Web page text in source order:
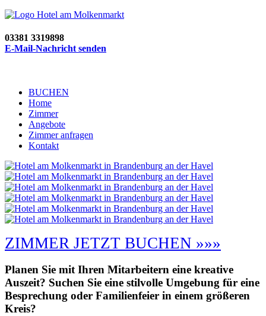
03381 3319898
E-Mail-Nachricht senden
BUCHEN
Home
Zimmer
Angebote
Zimmer anfragen
Kontakt
ZIMMER JETZT BUCHEN »»»
Planen Sie mit Ihren Mitarbeitern eine kreative
Auszeit? Suchen Sie eine stilvolle Umgebung für eine
Besprechung oder Familienfeier in einem größeren
Kreis?